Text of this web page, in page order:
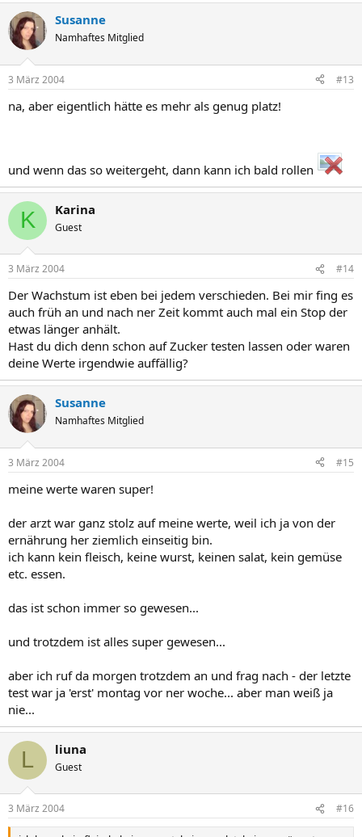
Susanne
Namhaftes Mitglied
3 März 2004 #13
na, aber eigentlich hätte es mehr als genug platz!
und wenn das so weitergeht, dann kann ich bald rollen
K Karina
Guest
3 März 2004 #14
Der Wachstum ist eben bei jedem verschieden. Bei mir fing es
auch früh an und nach ner Zeit kommt auch mal ein Stop der
etwas länger anhält.
Hast du dich denn schon auf Zucker testen lassen oder waren
deine Werte irgendwie auffällig?
Susanne
Namhaftes Mitglied
3 März 2004 #15
meine werte waren super!
der arzt war ganz stolz auf meine werte, weil ich ja von der
ernährung her ziemlich einseitig bin.
ich kann kein fleisch, keine wurst, keinen salat, kein gemüse
etc. essen.
das ist schon immer so gewesen...
und trotzdem ist alles super gewesen...
aber ich ruf da morgen trotzdem an und frag nach - der letzte
test war ja 'erst' montag vor ner woche... aber man weiß ja
nie...
L liuna
Guest
3 März 2004 #16